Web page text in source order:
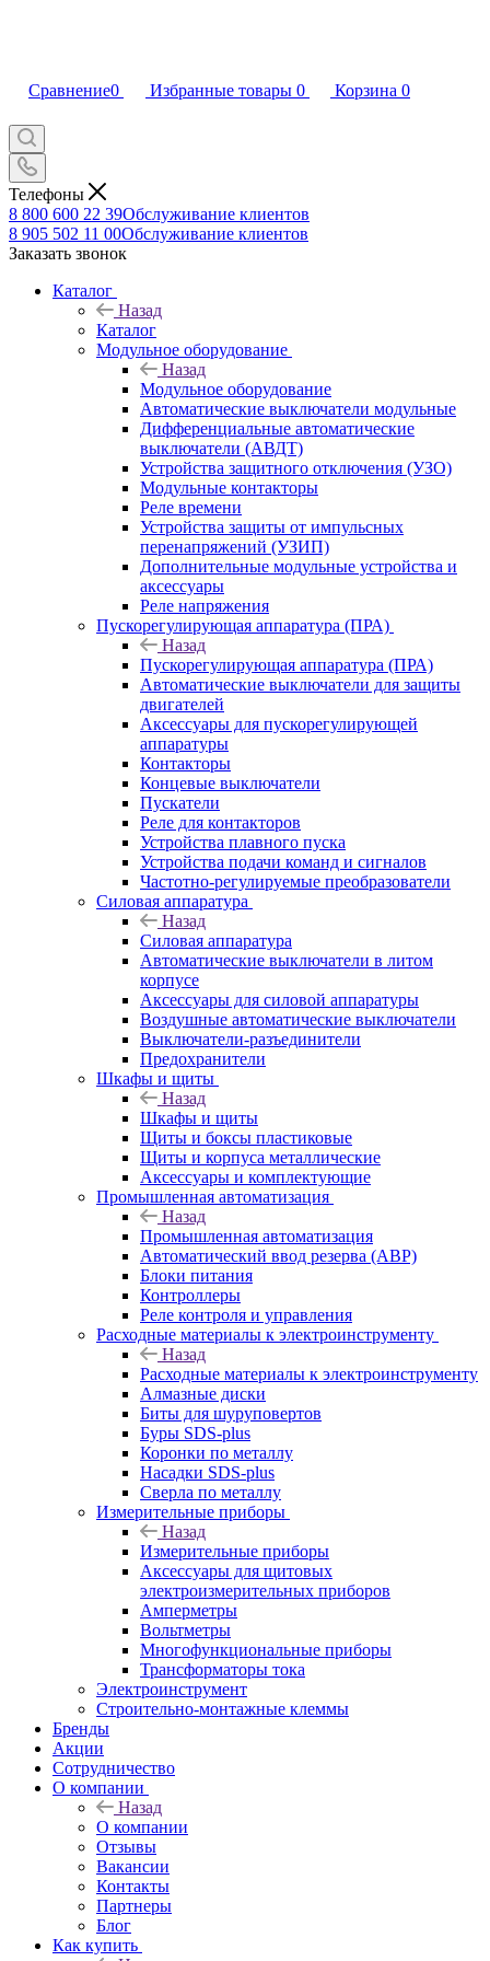
Сравнение0 Избранные товары 0 Корзина 0
Телефоны
8 800 600 22 39Обслуживание клиентов
8 905 502 11 00Обслуживание клиентов
Заказать звонок
Каталог
Назад
Каталог
Модульное оборудование
Назад
Модульное оборудование
Автоматические выключатели модульные
Дифференциальные автоматические
выключатели (АВДТ)
Устройства защитного отключения (УЗО)
Модульные контакторы
Реле времени
Устройства защиты от импульсных
перенапряжений (УЗИП)
Дополнительные модульные устройства и
аксессуары
Реле напряжения
Пускорегулирующая аппаратура (ПРА)
Назад
Пускорегулирующая аппаратура (ПРА)
Автоматические выключатели для защиты
двигателей
Аксессуары для пускорегулирующей
аппаратуры
Контакторы
Концевые выключатели
Пускатели
Реле для контакторов
Устройства плавного пуска
Устройства подачи команд и сигналов
Частотно-регулируемые преобразователи
Силовая аппаратура
Назад
Силовая аппаратура
Автоматические выключатели в литом
корпусе
Аксессуары для силовой аппаратуры
Воздушные автоматические выключатели
Выключатели-разъединители
Предохранители
Шкафы и щиты
Назад
Шкафы и щиты
Щиты и боксы пластиковые
Щиты и корпуса металлические
Аксессуары и комплектующие
Промышленная автоматизация
Назад
Промышленная автоматизация
Автоматический ввод резерва (АВР)
Блоки питания
Контроллеры
Реле контроля и управления
Расходные материалы к электроинструменту
Назад
Расходные материалы к электроинструменту
Алмазные диски
Биты для шуруповертов
Буры SDS-plus
Коронки по металлу
Насадки SDS-plus
Сверла по металлу
Измерительные приборы
Назад
Измерительные приборы
Аксессуары для щитовых
электроизмерительных приборов
Амперметры
Вольтметры
Многофункциональные приборы
Трансформаторы тока
Электроинструмент
Строительно-монтажные клеммы
Бренды
Акции
Сотрудничество
О компании
Назад
О компании
Отзывы
Вакансии
Контакты
Партнеры
Блог
Как купить